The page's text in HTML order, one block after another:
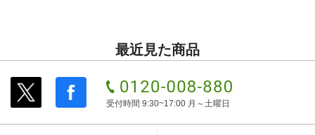
最近見た商品
受付時間 9:30~17:00 月～土曜日